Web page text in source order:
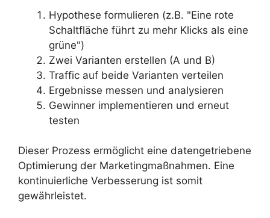
Hypothese formulieren (z.B. "Eine rote
Schaltfläche führt zu mehr Klicks als eine
grüne")
Zwei Varianten erstellen (A und B)
Traffic auf beide Varianten verteilen
Ergebnisse messen und analysieren
Gewinner implementieren und erneut
testen
Dieser Prozess ermöglicht eine datengetriebene
Optimierung der Marketingmaßnahmen. Eine
kontinuierliche Verbesserung ist somit
gewährleistet.